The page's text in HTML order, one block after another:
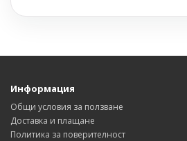
Информация
Общи условия за ползване
Доставка и плащане
Политика за поверителност